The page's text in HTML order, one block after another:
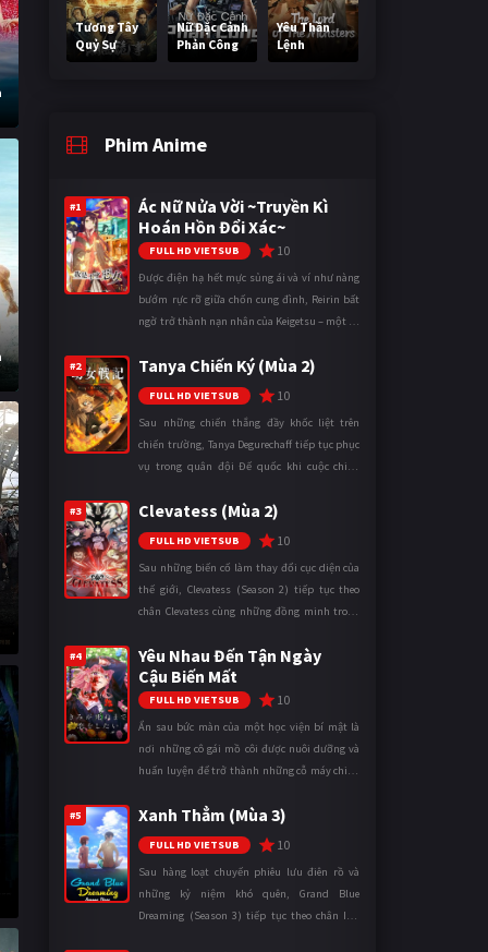
Tương Tây
Quỷ Sự
Nữ Đặc Cảnh
Phản Công
Yêu Thần
Lệnh
Phim Anime
#1
Ác Nữ Nửa Vời ~Truyền Kì
Hoán Hồn Đổi Xác~
FULL HD VIETSUB 10
Được điện hạ hết mực sủng ái và ví như nàng
bướm rực rỡ giữa chốn cung đình, Reirin bất
ngờ trở thành nạn nhân của Keigetsu – một kẻ
thuật để hoán đổi th ...
#2 Tanya Chiến Ký (Mùa 2)
FULL HD VIETSUB 10
Sau những chiến thắng đầy khốc liệt trên
chiến trường, Tanya Degurechaff tiếp tục phục
vụ trong quân đội Đế quốc khi cuộc chiến
mặt trận. Dù sở hữu tài năn ...
#3 Clevatess (Mùa 2)
FULL HD VIETSUB 10
Sau những biến cố làm thay đổi cục diện của
thế giới, Clevatess (Season 2) tiếp tục theo
chân Clevatess cùng những đồng minh trong
loại đến bờ vực diệ ...
#4
Yêu Nhau Đến Tận Ngày
Cậu Biến Mất
FULL HD VIETSUB 10
Ẩn sau bức màn của một học viện bí mật là
nơi những cô gái mồ côi được nuôi dưỡng và
huấn luyện để trở thành những cỗ máy chiến
được xem là điều hiển nh ...
#5 Xanh Thẳm (Mùa 3)
FULL HD VIETSUB 10
Sau hàng loạt chuyến phiêu lưu điên rồ và
những kỷ niệm khó quên, Grand Blue
Dreaming (Season 3) tiếp tục theo chân Iori